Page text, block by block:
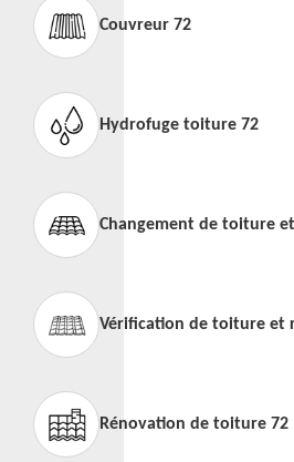
Couvreur 72
Hydrofuge toiture 72
Changement de toiture
Vérification de toiture et
Rénovation de toiture 72